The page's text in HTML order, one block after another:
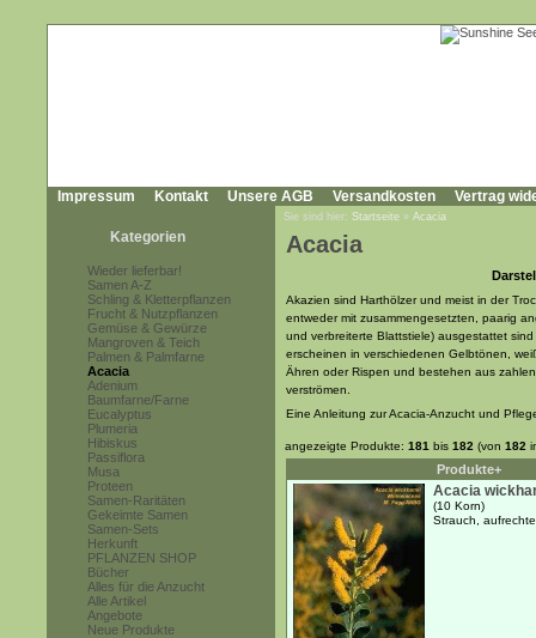
Impressum Kontakt Unsere AGB Versandkosten Vertrag
Kategorien
Wieder lieferbar!
Samen A-Z
Schling & Kletterpflanzen
Frucht & Nutzpflanzen
Gemüse & Gewürze
Mangroven & Teich
Palmen & Palmfarne
Acacia
Adenium
Baumfarne/Farne
Eucalyptus
Plumeria
Hibiskus
Passiflora
Musa
Proteen
Samen-Raritäten
Gekeimte Samen
Samen-Sets
Herkunft
PFLANZEN SHOP
Bücher
Alles für die Anzucht
Alle Artikel
Angebote
Neue Produkte
Sie sind hier: Startseite » Acacia
Acacia
Akazien sind Harthölzer und meist in der
entweder mit zusammengesetzten, paarig
und verbreiterte Blattstiele) ausgestattet
erscheinen in verschiedenen Gelbtönen,
Ähren oder Rispen und bestehen aus
verströmen.
Eine Anleitung zur Acacia-Anzucht und
angezeigte Produkte: 181 bis 182 (von 182
Produkte+
Acacia
(10 Korn)
Strauch,